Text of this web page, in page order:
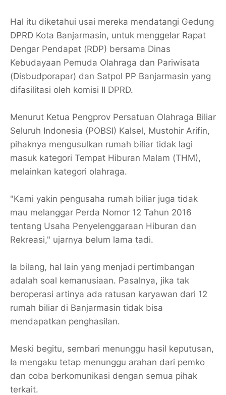
Hal itu diketahui usai mereka mendatangi Gedung
DPRD Kota Banjarmasin, untuk menggelar Rapat
Dengar Pendapat (RDP) bersama Dinas
Kebudayaan Pemuda Olahraga dan Pariwisata
(Disbudporapar) dan Satpol PP Banjarmasin yang
difasilitasi oleh komisi II DPRD.
Menurut Ketua Pengprov Persatuan Olahraga Biliar
Seluruh Indonesia (POBSI) Kalsel, Mustohir Arifin,
pihaknya mengusulkan rumah biliar tidak lagi
masuk kategori Tempat Hiburan Malam (THM),
melainkan kategori olahraga.
"Kami yakin pengusaha rumah biliar juga tidak
mau melanggar Perda Nomor 12 Tahun 2016
tentang Usaha Penyelenggaraan Hiburan dan
Rekreasi," ujarnya belum lama tadi.
Ia bilang, hal lain yang menjadi pertimbangan
adalah soal kemanusiaan. Pasalnya, jika tak
beroperasi artinya ada ratusan karyawan dari 12
rumah biliar di Banjarmasin tidak bisa
mendapatkan penghasilan.
Meski begitu, sembari menunggu hasil keputusan,
Ia mengaku tetap menunggu arahan dari pemko
dan coba berkomunikasi dengan semua pihak
terkait.